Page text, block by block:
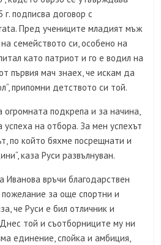
подписва договор с
Пред учениците младият мъж
семейството си, особено на
като патриот и го е водил на
първия мач знаех, че искам да
припомни детството си той.
огромната подкрепа и за начина,
на отбора. За мен успехът
по който бяхме посрещнати и
каза Руси развълнуван.
Иванова връчи благодарствен
за още спортни и
че Руси е бил отличник и
той и съотборниците му ни
единение, спойка и амбиция,